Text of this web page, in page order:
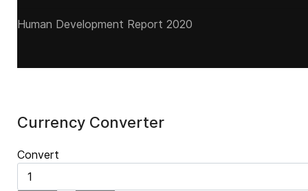
Human Development Report 2020
Currency Converter
Convert